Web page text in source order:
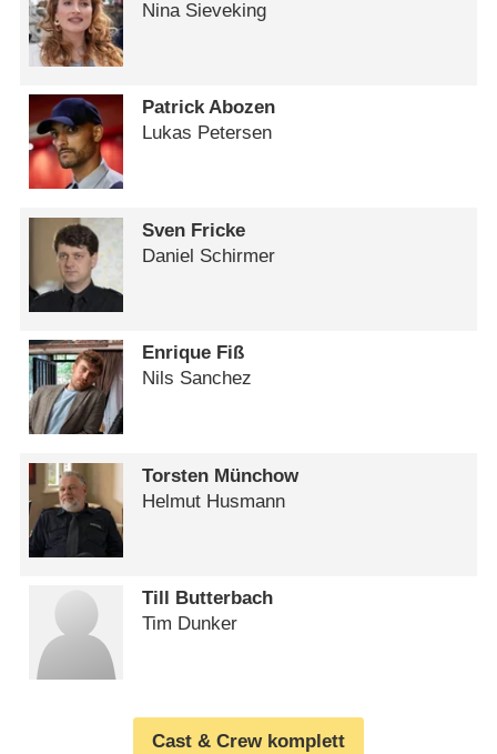
Nina Sieveking
Patrick Abozen
Lukas Petersen
Sven Fricke
Daniel Schirmer
Enrique Fiß
Nils Sanchez
Torsten Münchow
Helmut Husmann
Till Butterbach
Tim Dunker
Cast & Crew komplett